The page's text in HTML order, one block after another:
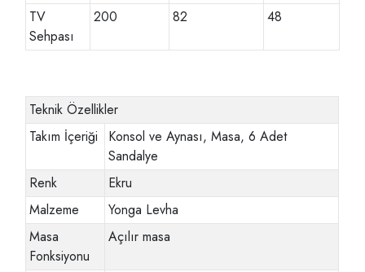
TV
Sehpası
200 82 48
Teknik Özellikler
Takım İçeriği
Konsol ve Aynası, Masa, 6 Adet
Sandalye
Renk
Ekru
Malzeme
Yonga Levha
Masa
Fonksiyonu
Açılır masa